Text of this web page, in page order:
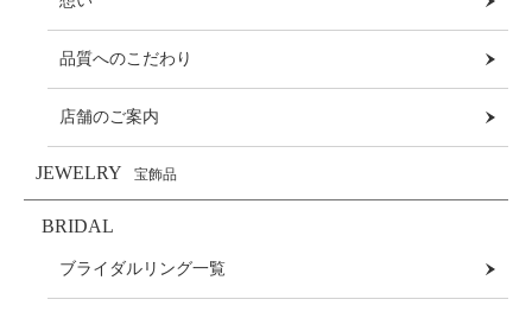
品質へのこだわり
店舗のご案内
JEWELRY 宝飾品
BRIDAL
ブライダルリング一覧